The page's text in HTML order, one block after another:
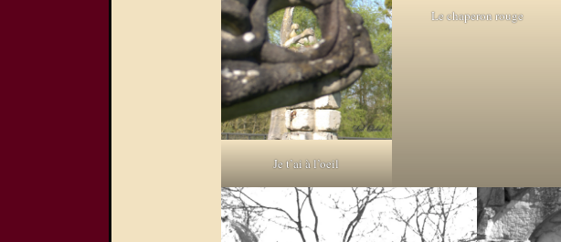
Je t’ai à l’oeil
Le chaperon rouge